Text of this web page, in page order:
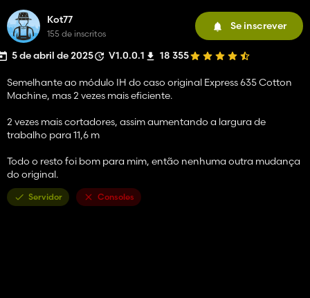
Kot77
155 de inscritos
Se inscrever
5 de abril de 2025 V1.0.0.1 18 355
Semelhante ao módulo IH do caso original Express 635 Cotton
Machine, mas 2 vezes mais eficiente.
2 vezes mais cortadores, assim aumentando a largura de
trabalho para 11,6 m
Todo o resto foi bom para mim, então nenhuma outra mudança
do original.
Servidor Consoles